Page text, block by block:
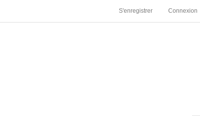
S'enregistrer Connexion